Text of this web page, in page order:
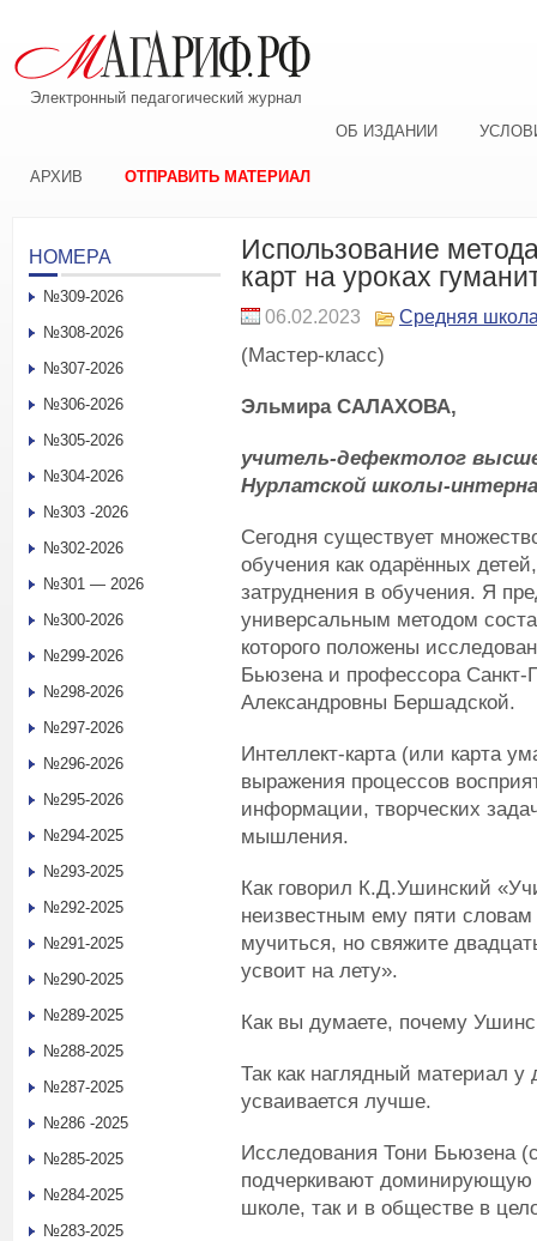
Электронный педагогический журнал
ОБ ИЗДАНИИ
АРХИВ ОТПРАВИТЬ МАТЕРИАЛ
Использование
карт на уроках
06.02.2023 Средняя
(Мастер-класс)
Эльмира САЛАХОВА,
учитель-дефектолог
Нурлатской школы-
Сегодня существует
обучения как одарённых
затруднения в обучения. Я
универсальным методом
которого положены
Бьюзена и профессора Санкт-
Александровны Бершадской.
Интеллект-карта (или карта
выражения процессов
информации, творческих
мышления.
Как говорил К.Д.Ушинский
неизвестным ему пяти словам
мучиться, но свяжите
усвоит на лету».
Как вы думаете, почему
Так как наглядный материал
усваивается лучше.
Исследования Тони Бьюзена
подчеркивают доминирующую
школе, так и в обществе в
НОМЕРА
№309-2026
№308-2026
№307-2026
№306-2026
№305-2026
№304-2026
№303 -2026
№302-2026
№301 — 2026
№300-2026
№299-2026
№298-2026
№297-2026
№296-2026
№295-2026
№294-2025
№293-2025
№292-2025
№291-2025
№290-2025
№289-2025
№288-2025
№287-2025
№286 -2025
№285-2025
№284-2025
№283-2025